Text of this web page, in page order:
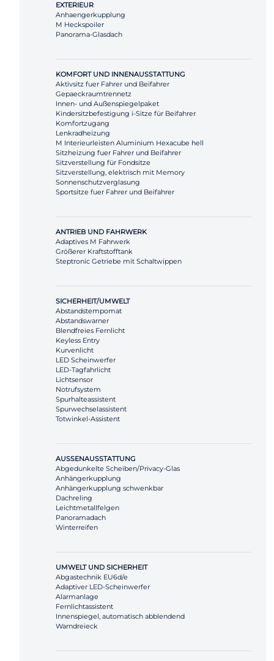
EXTERIEUR
Anhaengerkupplung
M Heckspoiler
Panorama-Glasdach
KOMFORT UND INNENAUSSTATTUNG
Aktivsitz fuer Fahrer und Beifahrer
Gepaeckraumtrennetz
Innen- und Außenspiegelpaket
Kindersitzbefestigung i-Sitze für Beifahrer
Komfortzugang
Lenkradheizung
M Interieurleisten Aluminium Hexacube hell
Sitzheizung fuer Fahrer und Beifahrer
Sitzverstellung für Fondsitze
Sitzverstellung, elektrisch mit Memory
Sonnenschutzverglasung
Sportsitze fuer Fahrer und Beifahrer
ANTRIEB UND FAHRWERK
Adaptives M Fahrwerk
Größerer Kraftstofftank
Steptronic Getriebe mit Schaltwippen
SICHERHEIT/UMWELT
Abstandstempomat
Abstandswarner
Blendfreies Fernlicht
Keyless Entry
Kurvenlicht
LED Scheinwerfer
LED-Tagfahrlicht
Lichtsensor
Notrufsystem
Spurhalteassistent
Spurwechselassistent
Totwinkel-Assistent
AUSSENAUSSTATTUNG
Abgedunkelte Scheiben/Privacy-Glas
Anhängerkupplung
Anhängerkupplung schwenkbar
Dachreling
Leichtmetallfelgen
Panoramadach
Winterreifen
UMWELT UND SICHERHEIT
Abgastechnik EU6d/e
Adaptiver LED-Scheinwerfer
Alarmanlage
Fernlichtassistent
Innenspiegel, automatisch abblendend
Warndreieck